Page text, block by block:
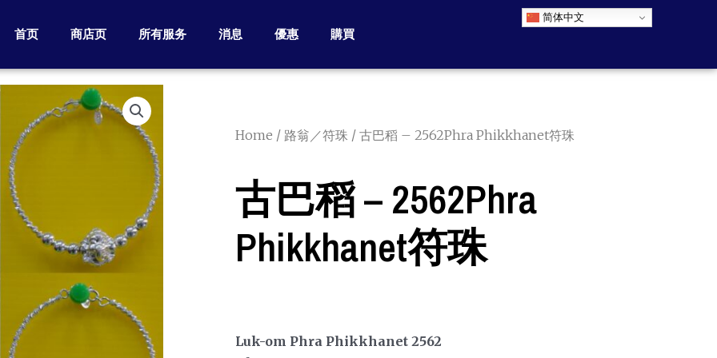
首页 商店页 所有服务 消息 優惠 購買
简体中文
Home / 路翁／符珠 / 古巴稻 – 2562Phra Phikkhanet符珠
古巴稻 – 2562Phra
Phikkhanet符珠
Luk-om Phra Phikkhanet 2562